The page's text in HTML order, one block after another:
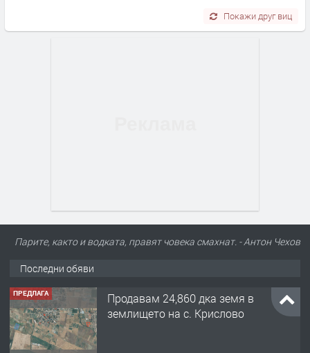
Покажи друг виц
Парите, както и водката, правят човека смахнат. - Антон Чехов
Последни обяви
ПРЕДЛАГА
122 м2- 3 стаен апартамент супер
център Асеновград- 169 500 €.